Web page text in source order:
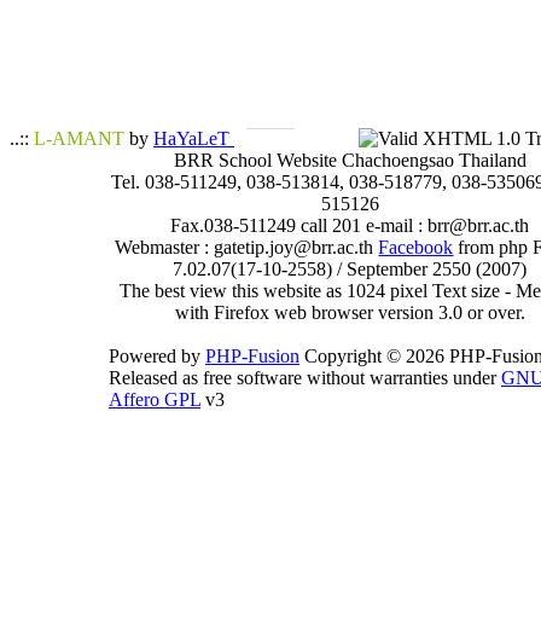
..:: L-AMANT by HaYaLeT
BRR School Website Chachoengsao Thailand
Tel. 038-511249, 038-513814, 038-518779, 038-
515126
Fax.038-511249 call 201 e-mail : brr@brr.ac.th
Webmaster : gatetip.joy@brr.ac.thFacebook from php
7.02.07(17-10-2558) / September 2550 (2007)
The best view this website as 1024 pixel Text size -
with Firefox web browser version 3.0 or over.
Powered by PHP-Fusion Copyright © 2026 PHP-
Released as free software without warranties under
Affero GPL v3